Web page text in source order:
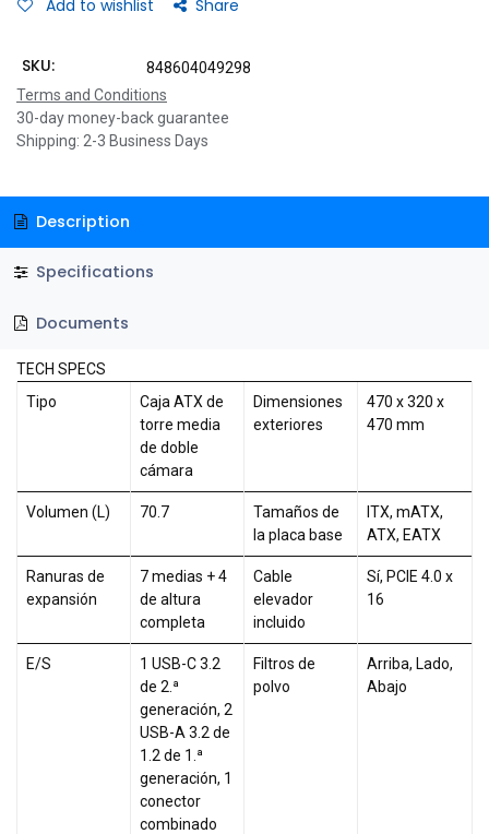
Add to wishlist Share
SKU:
848604049298
Terms and Conditions
30-day money-back guarantee
Shipping: 2-3 Business Days
Description
Specifications
Documents
TECH SPECS
Tipo
Caja ATX de
torre media
de doble
cámara
Dimensiones
exteriores
470 x 320 x
470 mm
Volumen (L) 70.7
Tamaños de
la placa base
ITX, mATX,
ATX, EATX
Ranuras de
expansión
7 medias + 4
de altura
completa
Cable
elevador
incluido
Sí, PCIE 4.0 x
16
E/S
1 USB-C 3.2
de 2.ª
generación, 2
USB-A 3.2 de
1.2 de 1.ª
generación, 1
conector
combinado
Filtros de
polvo
Arriba, Lado,
Abajo